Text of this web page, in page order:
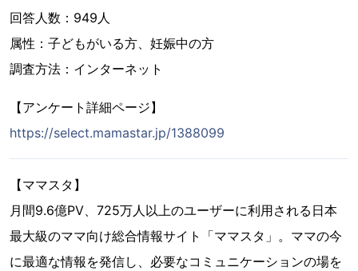
回答人数：949人
属性：子どもがいる方、妊娠中の方
調査方法：インターネット
【アンケート詳細ページ】
https://select.mamastar.jp/1388099
【ママスタ】
月間9.6億PV、725万人以上のユーザーに利用される日本
最大級のママ向け総合情報サイト「ママスタ」。ママの今
に最適な情報を発信し、必要なコミュニケーションの場を